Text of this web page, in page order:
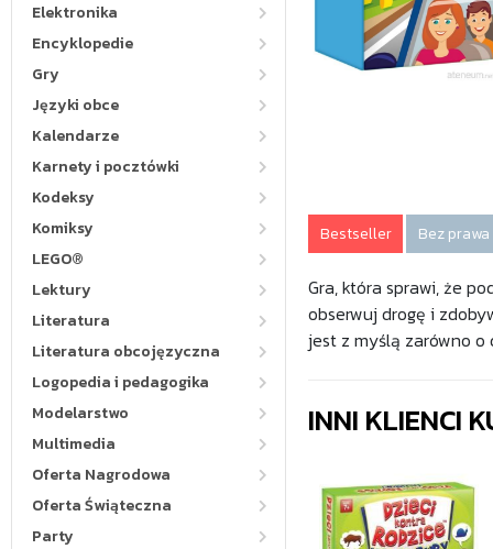
Elektronika
Encyklopedie
Gry
Języki obce
Kalendarze
Karnety i pocztówki
Kodeksy
Komiksy
LEGO®
Lektury
Literatura
Literatura obcojęzyczna
Logopedia i pedagogika
Modelarstwo
Multimedia
Oferta Nagrodowa
Oferta Świąteczna
Party
Bestseller Bez
Gra, która sprawi, że
obserwuj drogę i
jest z myślą zarówno
INNI KLIENCI